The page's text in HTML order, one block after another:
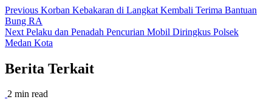
Previous Korban Kebakaran di Langkat Kembali Terima Bantuan
Bung RA
Next Pelaku dan Penadah Pencurian Mobil Diringkus Polsek
Medan Kota
Berita Terkait
2 min read